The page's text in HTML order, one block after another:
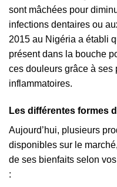
sont mâchées pour
infections dentaires ou
2015 au Nigéria a établi
présent dans la bouche
ces douleurs grâce à
inflammatoires.
Les différentes formes
Aujourd’hui, plusieurs
disponibles sur le
de ses bienfaits selon
: